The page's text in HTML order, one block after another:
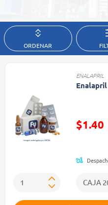
ORDENAR
ENALAPRIL
Precio
$1.40